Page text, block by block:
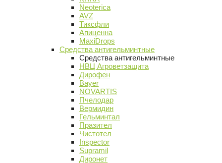
Neoterica
AVZ
Тиксфли
Апиценна
MaxiDrops
Средства антигельминтные
Средства антигельминтные
НВЦ Агроветзащита
Дирофен
Bayer
NOVARTIS
Пчелодар
Вермидин
Гельминтал
Празител
Чистотел
Inspector
Supramil
Диронет